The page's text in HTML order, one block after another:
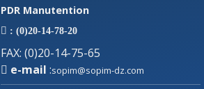
PDR Manutention
: (0)20-14-78-20
FAX:(0)20-14-75-65
e-mail:sopim@sopim-dz.com